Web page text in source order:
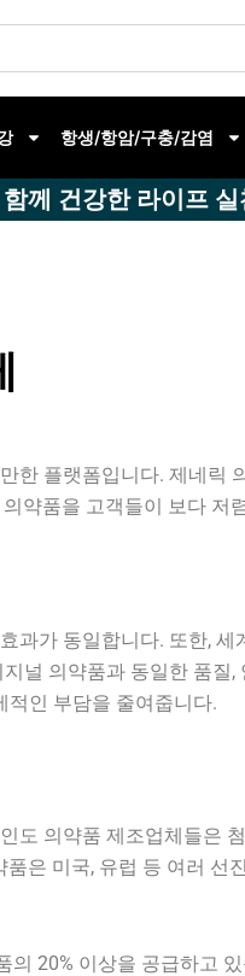
항생/항암/구충/감염
께 건강한 라이프 실
플랫폼입니다. 제네릭
약품을 고객들이 보다 저
가 동일합니다. 또한,
널 의약품과 동일한 품
적인 부담을 줄여줍니다.
의약품 제조업체들은
은 미국, 유럽 등 여러
20% 이상을 공급하고